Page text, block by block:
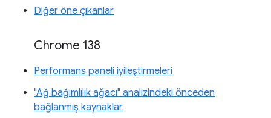
Diğer öne çıkanlar
Chrome 138
Performans paneli iyileştirmeleri
"Ağ bağımlılık ağacı" analizindeki önceden
bağlanmış kaynaklar